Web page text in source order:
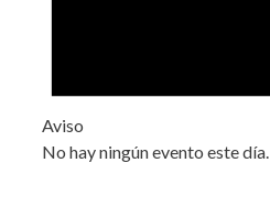
Aviso
No hay ningún evento este día.